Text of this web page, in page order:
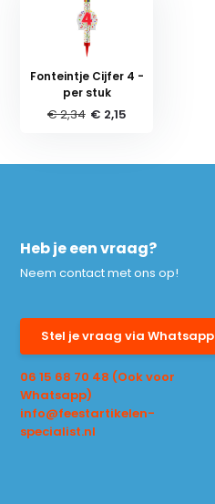
Fonteintje Cijfer 4 -
per stuk
€ 2,34 € 2,15
Heb je een vraag?
Neem contact met ons op!
Stel je vraag via Whatsapp
06 15 68 70 48 (Ook voor
Whatsapp)
info@feestartikelen-
specialist.nl